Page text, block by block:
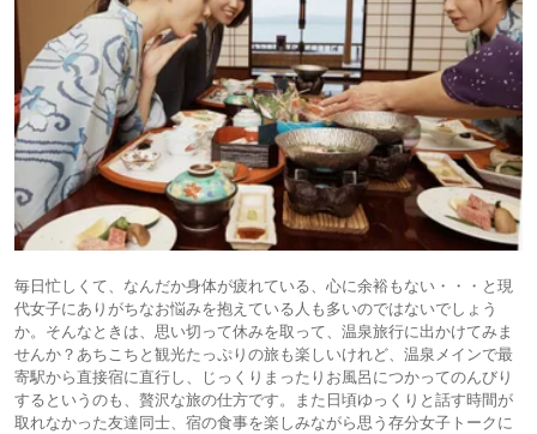
毎日忙しくて、なんだか身体が疲れている、心に余裕もない・・・と現
代女子にありがちなお悩みを抱えている人も多いのではないでしょう
か。そんなときは、思い切って休みを取って、温泉旅行に出かけてみま
せんか？あちこちと観光たっぷりの旅も楽しいけれど、温泉メインで最
寄駅から直接宿に直行し、じっくりまったりお風呂につかってのんびり
するというのも、贅沢な旅の仕方です。また日頃ゆっくりと話す時間が
取れなかった友達同士、宿の食事を楽しみながら思う存分女子トークに